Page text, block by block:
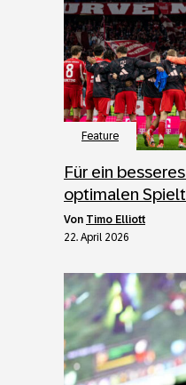
Feature
Für ein
optimalen
von Timo Elliott
22. April 2026